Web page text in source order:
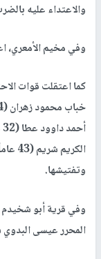
والاعتداء عليه
وفي مخيم الأمعري،
كما اعتقلت قوات
وتفتيشها.
وفي قرية أبو شخيدم
المحرر عيسى البدوي